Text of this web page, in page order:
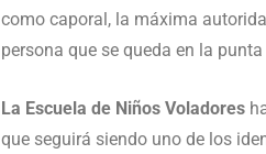
como caporal, la máxima
persona que se queda en la
La Escuela de Niños Voladores
que seguirá siendo uno de los